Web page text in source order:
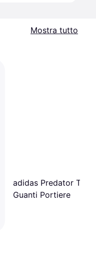
Mostra tutto
adidas Predator
Guanti Portiere